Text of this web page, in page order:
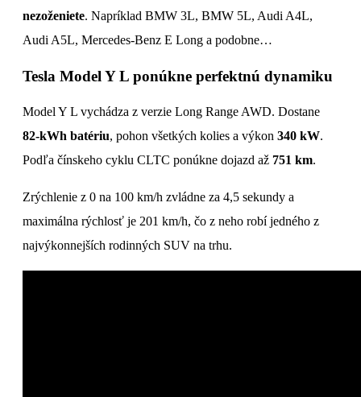
nezoženiete. Napríklad BMW 3L, BMW 5L, Audi A4L,
Audi A5L, Mercedes-Benz E Long a podobne…
Tesla Model Y L ponúkne perfektnú dynamiku
Model Y L vychádza z verzie Long Range AWD. Dostane
82-kWh batériu, pohon všetkých kolies a výkon 340 kW.
Podľa čínskeho cyklu CLTC ponúkne dojazd až 751 km.
Zrýchlenie z 0 na 100 km/h zvládne za 4,5 sekundy a
maximálna rýchlosť je 201 km/h, čo z neho robí jedného z
najvýkonnejších rodinných SUV na trhu.